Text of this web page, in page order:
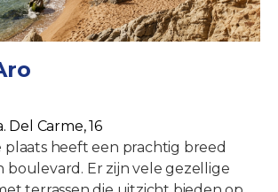
Del Carme, 16
plaats heeft een prachtig breed
boulevard. Er zijn vele gezellige